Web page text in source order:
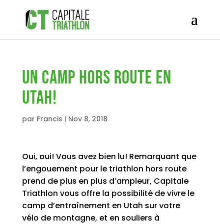
Un camp hors route en
Utah!
par Francis | Nov 8, 2018
Oui, oui! Vous avez bien lu! Remarquant que
l’engouement pour le triathlon hors route
prend de plus en plus d’ampleur, Capitale
Triathlon vous offre la possibilité de vivre le
camp d’entraînement en Utah sur votre
vélo de montagne, et en souliers à